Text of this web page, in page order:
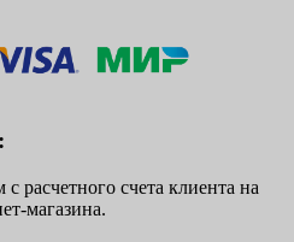
расчетного счета клиента на
магазина.